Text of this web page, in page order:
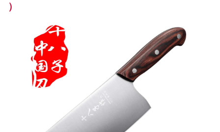
）